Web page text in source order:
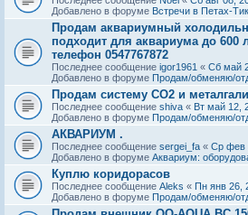
Добавлено в форуме Встречи в Петах-
Продам аквариумный
подходит для аквариума до 600
телефон 0547767872
Последнее сообщение igor1961 « Сб май
Добавлено в форуме Продам/обменяю/
Продам систему СО2 и
Последнее сообщение shiva « Вт май 12,
Добавлено в форуме Продам/обменяю/
АКВАРИУМ .
Последнее сообщение sergei_fa « Ср фев
Добавлено в форуме Аквариум:
Куплю коридорасов
Последнее сообщение Aleks « Пн янв 26,
Добавлено в форуме Продам/обменяю/